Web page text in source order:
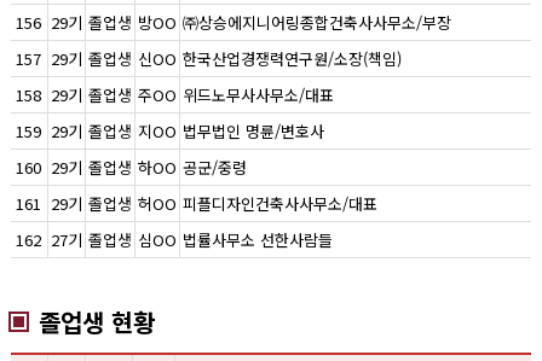
156 29기 졸업생 방OO ㈜상승에지니어링종합건축사사무소/부장
157 29기 졸업생 신OO 한국산업경쟁력연구원/소장(책임)
158 29기 졸업생 주OO 위드노무사사무소/대표
159 29기 졸업생 지OO 법무법인 명륜/변호사
160 29기 졸업생 하OO 공군/중령
161 29기 졸업생 허OO 피플디자인건축사사무소/대표
162 27기 졸업생 심OO 법률사무소 선한사람들
졸업생 현황